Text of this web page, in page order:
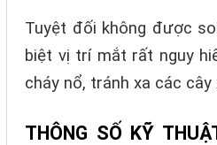
Tuyệt đối không được
biệt vị trí mắt rất nguy
cháy nổ, tránh xa các cây
THÔNG SỐ KỸ